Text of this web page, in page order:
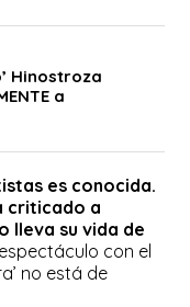
Hinostroza
a
es conocida.
criticado a
lleva su vida de
con el
no está de